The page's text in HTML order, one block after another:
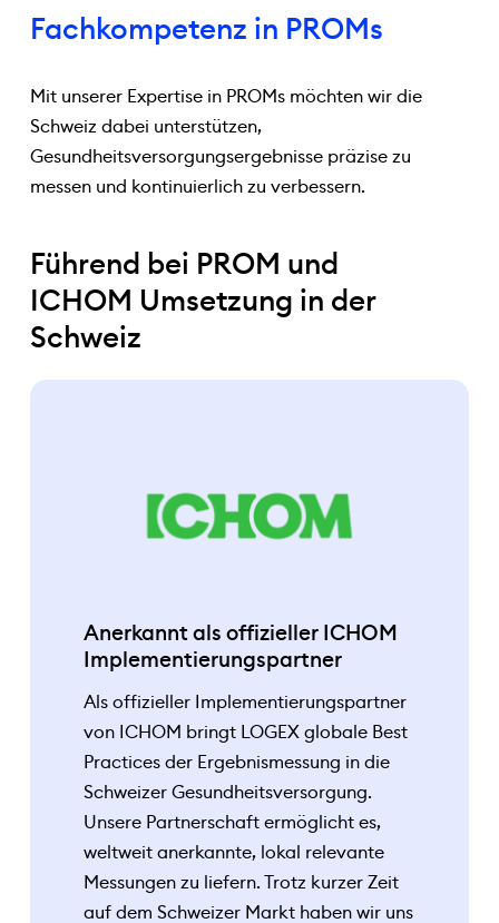
Fachkompetenz in PROMs
Mit unserer Expertise in PROMs möchten wir die
Schweiz dabei unterstützen,
Gesundheitsversorgungsergebnisse präzise zu
messen und kontinuierlich zu verbessern.
Führend bei PROM und
ICHOM Umsetzung in der
Schweiz
Anerkannt als offizieller ICHOM
Implementierungspartner
Als offizieller Implementierungspartner
von ICHOM bringt LOGEX globale Best
Practices der Ergebnismessung in die
Schweizer Gesundheitsversorgung.
Unsere Partnerschaft ermöglicht es,
weltweit anerkannte, lokal relevante
Messungen zu liefern. Trotz kurzer Zeit
auf dem Schweizer Markt haben wir uns